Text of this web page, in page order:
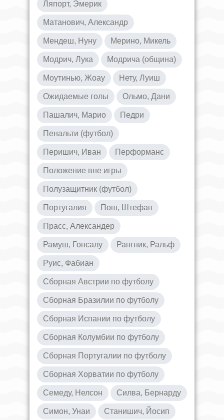
Ляпорт, Эмерик
Матанович, Александр
Мендеш, Нуну Мерино, Микель
Модрич, Лука Модрича (община)
Моутинью, Жоау Нету, Луиш
Ожидаемые голы Ольмо, Дани
Пашалич, Марио Педри
Пенальти (футбол)
Перишич, Иван Перформанс
Положение вне игры
Полузащитник (футбол)
Португалия Пош, Штефан
Прасс, Александер
Рамуш, Гонсалу Рангник, Ральф
Руис, Фабиан
Сборная Австрии по футболу
Сборная Бразилии по футболу
Сборная Испании по футболу
Сборная Колумбии по футболу
Сборная Португалии по футболу
Сборная Хорватии по футболу
Семеду, Нелсон Силва, Бернарду
Симон, Унаи Станишич, Йосип